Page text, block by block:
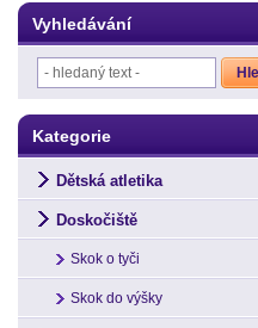
Vyhledávání
Kategorie
Dětská atletika
Doskočiště
Skok o tyči
Skok do výšky